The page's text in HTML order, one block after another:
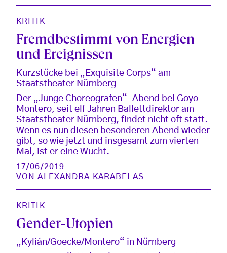
KRITIK
Fremdbestimmt von Energien
und Ereignissen
Kurzstücke bei „Exquisite Corps“ am
Staatstheater Nürnberg
Der „Junge Choreografen“-Abend bei Goyo
Montero, seit elf Jahren Ballettdirektor am
Staatstheater Nürnberg, findet nicht oft statt.
Wenn es nun diesen besonderen Abend wieder
gibt, so wie jetzt und insgesamt zum vierten
Mal, ist er eine Wucht.
17/06/2019
VONALEXANDRA KARABELAS
KRITIK
Gender-Utopien
„Kylián/Goecke/Montero“ in Nürnberg